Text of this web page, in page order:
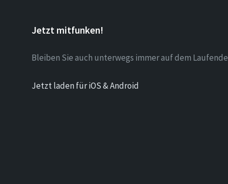
Jetzt mitfunken!
Bleiben Sie auch unterwegs immer auf dem
Jetzt laden für iOS & Android